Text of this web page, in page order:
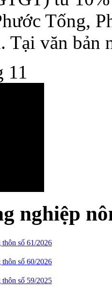
Tống,
Tại văn bản
11
nghiệp
số 61/2026
số 60/2026
số 59/2025